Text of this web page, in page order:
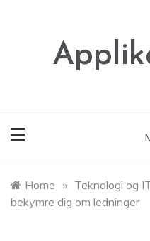
Home » Teknologi og
bekymre dig om ledninger